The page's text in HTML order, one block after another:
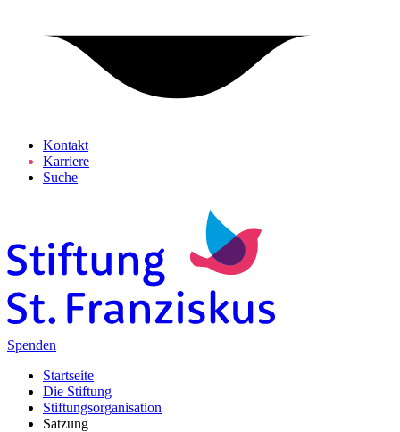
Kontakt
Karriere
Suche
Spenden
Startseite
Die Stiftung
Stiftungsorganisation
Satzung